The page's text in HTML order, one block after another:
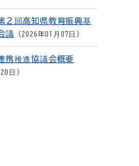
２回高知県教育振興基
議
2026年01月07日
携推進協議会概要
日